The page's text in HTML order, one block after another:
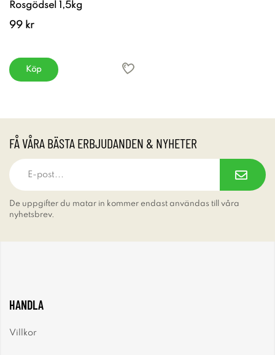
Rosgödsel 1,5kg
99 kr
Köp
FÅ VÅRA BÄSTA ERBJUDANDEN & NYHETER
De uppgifter du matar in kommer endast användas till våra
nyhetsbrev.
HANDLA
Villkor